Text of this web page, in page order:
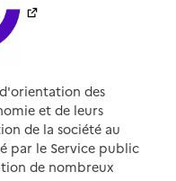
des
et de leurs
de la société au
par le Service public
de nombreux